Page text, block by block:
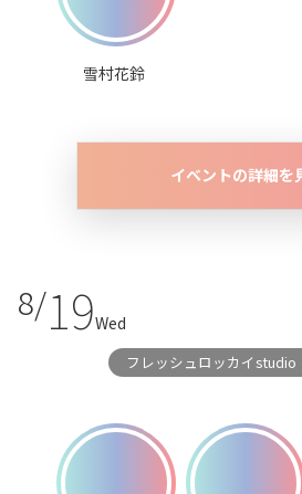
雪村花鈴
イベントの詳細を
8/19Wed
フレッシュロッカイstudio